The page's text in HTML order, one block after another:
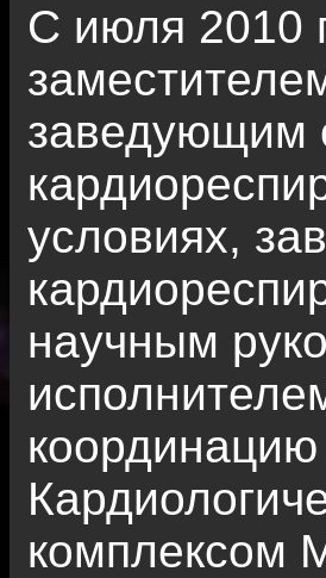
С июля 2010
заведующим
условиях,
научным
комплексом